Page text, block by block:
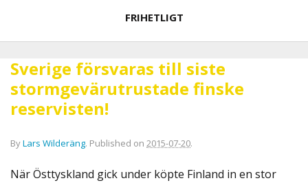
FRIHETLIGT
Sverige försvaras till siste
stormgevärutrustade finske
reservisten!
ByLars Wilderäng. Published on 2015-07-20.
När Östtyskland gick under köpte Finland in en stor